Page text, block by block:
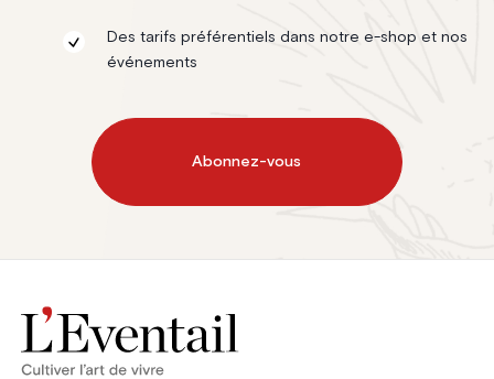
Des tarifs préférentiels dans notre e-shop et nos
événements
Abonnez-vous